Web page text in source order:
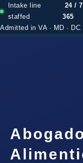
Intake line
staffed
24 /
365
Admitted in VA · MD · DC